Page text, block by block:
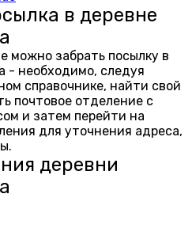
в деревне
можно забрать посылку в
- необходимо, следуя
справочнике, найти свой
почтовое отделение с
и затем перейти на
для уточнения адреса,
деревни